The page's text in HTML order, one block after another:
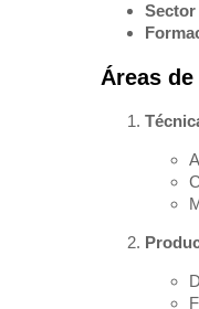
Áreas